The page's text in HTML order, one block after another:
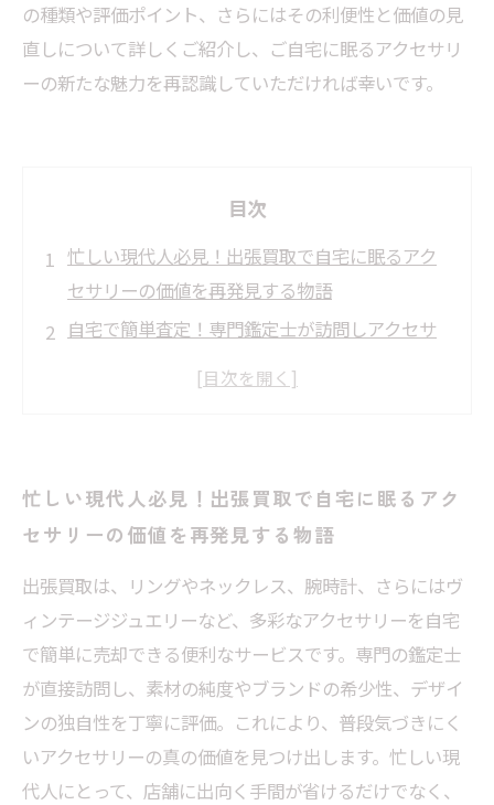
の種類や評価ポイント、さらにはその利便性と価値の見
直しについて詳しくご紹介し、ご自宅に眠るアクセサリ
ーの新たな魅力を再認識していただければ幸いです。
目次
忙しい現代人必見！出張買取で自宅に眠るアク
セサリーの価値を再発見する物語
自宅で簡単査定！専門鑑定士が訪問しアクセサ
で失われがちな価値を取り戻す秘訣
手間いらずの出張買取でアクセサリーの魅力再
発見！利用者が語る感動の体験談
出張買取が変えるアクセサリー売却の未来〜価
値を見直し、賢く現金化する方法〜
出張買取活用ガイド：忙しいあなたに贈るアク
セサリーの価値再発見と賢い手放し方
忙しい現代人必見！出張買取で自宅に眠るアク
セサリーの価値を再発見する物語
出張買取は、リングやネックレス、腕時計、さらにはヴ
ィンテージジュエリーなど、多彩なアクセサリーを自宅
で簡単に売却できる便利なサービスです。専門の鑑定士
が直接訪問し、素材の純度やブランドの希少性、デザイ
ンの独自性を丁寧に評価。これにより、普段気づきにく
いアクセサリーの真の価値を見つけ出します。忙しい現
代人にとって、店舗に出向く手間が省けるだけでなく、